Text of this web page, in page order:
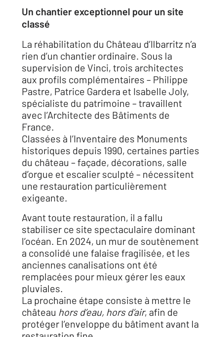
Un chantier exceptionnel pour un site
classé
La réhabilitation du Château d’Ilbarritz n’a
rien d’un chantier ordinaire. Sous la
supervision de Vinci, trois architectes
aux profils complémentaires – Philippe
Pastre, Patrice Gardera et Isabelle Joly,
spécialiste du patrimoine – travaillent
avec l’Architecte des Bâtiments de
France.
Classées à l’Inventaire des Monuments
historiques depuis 1990, certaines parties
du château – façade, décorations, salle
d’orgue et escalier sculpté – nécessitent
une restauration particulièrement
exigeante.
Avant toute restauration, il a fallu
stabiliser ce site spectaculaire dominant
l’océan. En 2024, un mur de soutènement
a consolidé une falaise fragilisée, et les
anciennes canalisations ont été
remplacées pour mieux gérer les eaux
pluviales.
La prochaine étape consiste à mettre le
château hors d’eau, hors d’air, afin de
protéger l’enveloppe du bâtiment avant la